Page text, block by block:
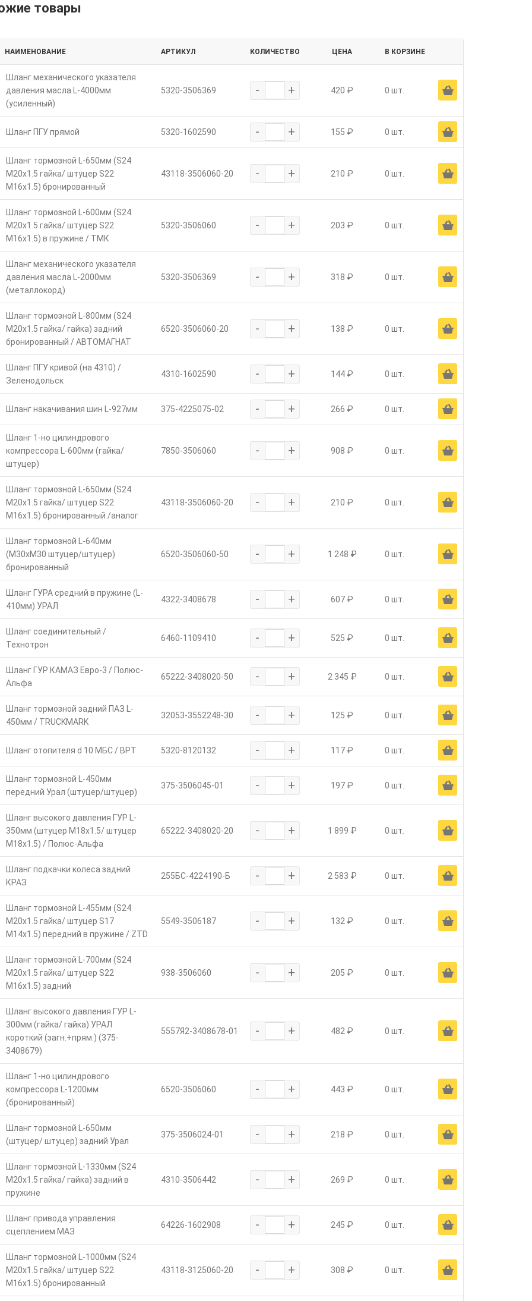
товары
НАИМЕНОВАНИЕ АРТИКУЛ КОЛИЧЕСТВО ЦЕНА В КОРЗИНЕ
Шланг механического указателя
давления масла L-4000мм
(усиленный)
5320-3506369 - + 420 ₽ 0 шт. Ä
Шланг ПГУ прямой 5320-1602590 - + 155 ₽ 0 шт. Ä
Шланг тормозной L-650мм (S24
M20х1.5 гайка/ штуцер S22
M16х1.5) бронированный
43118-3506060-20 - + 210 ₽ 0 шт. Ä
Шланг тормозной L-600мм (S24
М20х1.5 гайка/ штуцер S22
М16х1.5) в пружине / ТМК
5320-3506060 - + 203 ₽ 0 шт. Ä
Шланг механического указателя
давления масла L-2000мм
(металлокорд)
5320-3506369 - + 318 ₽ 0 шт. Ä
Шланг тормозной L-800мм (S24
М20х1.5 гайка/ гайка) задний
бронированный / АВТОМАГНАТ
6520-3506060-20 - + 138 ₽ 0 шт. Ä
Шланг ПГУ кривой (на 4310) /
Зеленодольск
4310-1602590 - + 144 ₽ 0 шт. Ä
Шланг накачивания шин L-927мм 375-4225075-02 - + 266 ₽ 0 шт. Ä
Шланг 1-но цилиндрового
компрессора L-600мм (гайка/
штуцер)
7850-3506060 - + 908 ₽ 0 шт. Ä
Шланг тормозной L-650мм (S24
M20х1.5 гайка/ штуцер S22
M16х1.5) бронированный /аналог
43118-3506060-20 - + 210 ₽ 0 шт. Ä
Шланг тормозной L-640мм
(М30хМ30 штуцер/штуцер)
бронированный
6520-3506060-50 - + 1 248 ₽ 0 шт. Ä
Шланг ГУРА средний в пружине (L-
410мм) УРАЛ
4322-3408678 - + 607 ₽ 0 шт. Ä
Шланг соединительный /
Технотрон
6460-1109410 - + 525 ₽ 0 шт. Ä
Шланг ГУР КАМАЗ Евро-3 / Полюс-
Альфа
65222-3408020-50 - + 2 345 ₽ 0 шт. Ä
Шланг тормозной задний ПАЗ L-
450мм / TRUCKMARK
32053-3552248-30 - + 125 ₽ 0 шт. Ä
Шланг отопителя d 10 МБС / ВРТ 5320-8120132 - + 117 ₽ 0 шт. Ä
Шланг тормозной L-450мм
передний Урал (штуцер/штуцер)
375-3506045-01 - + 197 ₽ 0 шт. Ä
Шланг высокого давления ГУР L-
350мм (штуцер М18х1.5/ штуцер
М18х1.5) / Полюс-Альфа
65222-3408020-20 - + 1 899 ₽ 0 шт. Ä
Шланг подкачки колеса задний
КРАЗ
255БС-4224190-Б - + 2 583 ₽ 0 шт. Ä
Шланг тормозной L-455мм (S24
М20х1.5 гайка/ штуцер S17
М14х1.5) передний в пружине / ZTD
5549-3506187 - + 132 ₽ 0 шт. Ä
Шланг тормозной L-700мм (S24
М20х1.5 гайка/ штуцер S22
М16х1.5) задний
938-3506060 - + 205 ₽ 0 шт. Ä
Шланг высокого давления ГУР L-
300мм (гайка/ гайка) УРАЛ
короткий (загн.+прям.) (375-
3408679)
5557Я2-3408678-01 - + 482 ₽ 0 шт. Ä
Шланг 1-но цилиндрового
компрессора L-1200мм
(бронированный)
6520-3506060 - + 443 ₽ 0 шт. Ä
Шланг тормозной L-650мм
(штуцер/ штуцер) задний Урал
375-3506024-01 - + 218 ₽ 0 шт. Ä
Шланг тормозной L-1330мм (S24
М20х1.5 гайка/ гайка) задний в
пружине
4310-3506442 - + 269 ₽ 0 шт. Ä
Шланг привода управления
сцеплением МАЗ
64226-1602908 - + 245 ₽ 0 шт. Ä
Шланг тормозной L-1000мм (S24
М20х1.5 гайка/ штуцер S22
M16х1.5) бронированный
43118-3125060-20 - + 308 ₽ 0 шт. Ä